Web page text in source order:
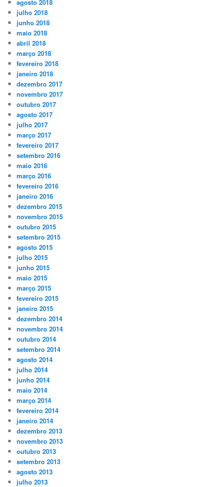
agosto 2018
julho 2018
junho 2018
maio 2018
abril 2018
março 2018
fevereiro 2018
janeiro 2018
dezembro 2017
novembro 2017
outubro 2017
agosto 2017
julho 2017
março 2017
fevereiro 2017
setembro 2016
maio 2016
março 2016
fevereiro 2016
janeiro 2016
dezembro 2015
novembro 2015
outubro 2015
setembro 2015
agosto 2015
julho 2015
junho 2015
maio 2015
março 2015
fevereiro 2015
janeiro 2015
dezembro 2014
novembro 2014
outubro 2014
setembro 2014
agosto 2014
julho 2014
junho 2014
maio 2014
março 2014
fevereiro 2014
janeiro 2014
dezembro 2013
novembro 2013
outubro 2013
setembro 2013
agosto 2013
julho 2013